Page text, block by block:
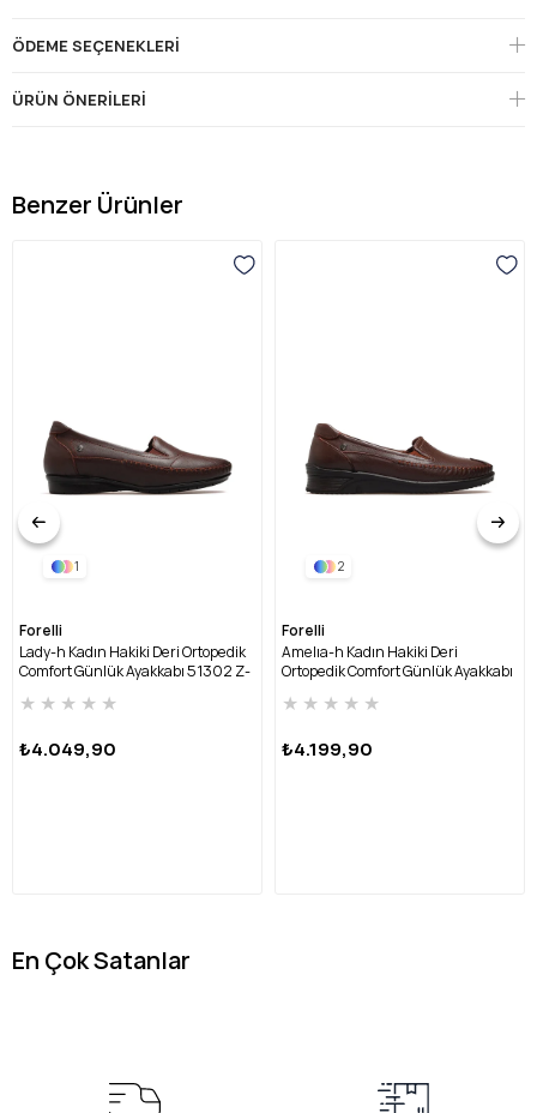
ÖDEME SEÇENEKLERI
ÜRÜN ÖNERILERI
Benzer Ürünler
1
Forelli
Lady-h Kadın Hakiki Deri Ortopedik
Comfort Günlük Ayakkabı 51302 Z-
★ ★ ★ ★ ★
₺4.049,90
2
Forelli
Amelıa-h Kadın Hakiki Deri
Ortopedik Comfort Günlük Ayakkabı
★ ★ ★ ★ ★
₺4.199,90
En Çok Satanlar